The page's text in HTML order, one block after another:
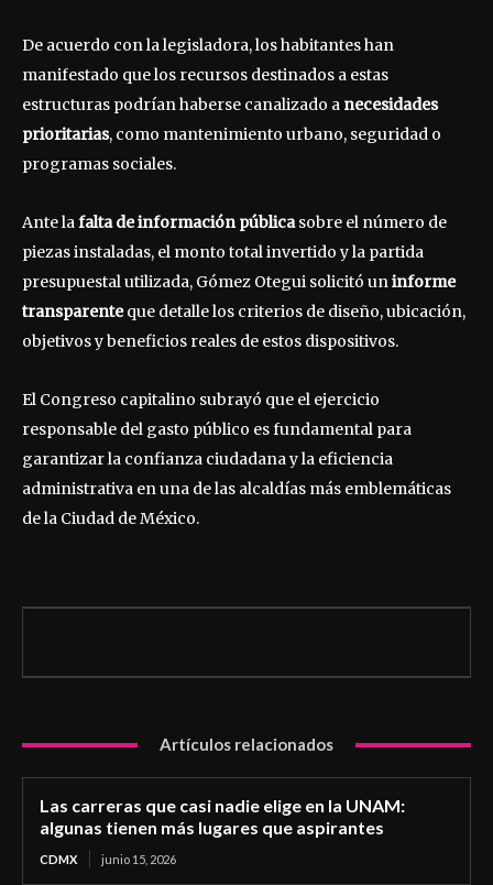
De acuerdo con la legisladora, los habitantes han
manifestado que los recursos destinados a estas
estructuras podrían haberse canalizado a necesidades
prioritarias, como mantenimiento urbano, seguridad o
programas sociales.
Ante lafalta de información públicasobre el número de
piezas instaladas, el monto total invertido y la partida
presupuestal utilizada, Gómez Otegui solicitó uninforme
transparenteque detalle los criterios de diseño, ubicación,
objetivos y beneficios reales de estos dispositivos.
El Congreso capitalino subrayó que el ejercicio
responsable del gasto público es fundamental para
garantizar la confianza ciudadana y la eficiencia
administrativa en una de las alcaldías más emblemáticas
de la Ciudad de México.
Artículos relacionados
Las carreras que casi nadie elige en la UNAM:
algunas tienen más lugares que aspirantes
CDMX junio 15, 2026